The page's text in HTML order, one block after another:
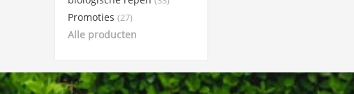
Promoties (27)
Alle producten